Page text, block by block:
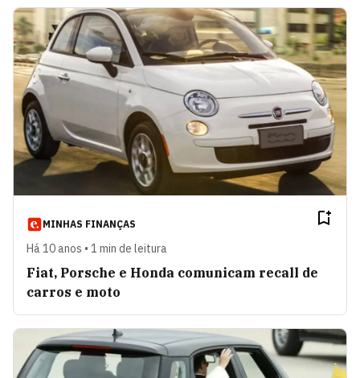
MINHAS FINANÇAS
Há 10 anos • 1 min de leitura
Fiat, Porsche e Honda comunicam recall de
carros e moto